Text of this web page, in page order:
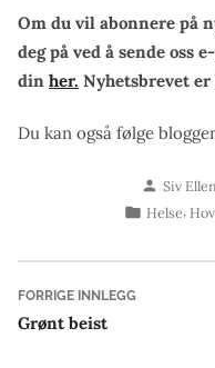
Om du vil abonnere på
deg på ved å sende oss
din her. Nyhetsbrevet
Du kan også følge
Skrevet
av
Siv Ellen
Publisert
Helse,
FORRIGE INNLEGGForrige
Grønt beist